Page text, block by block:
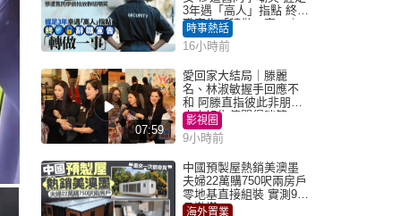
3年遇「高人」指點 終辭
職宣告「轉做一事」｜
Juicy叮
時事熱話
16小時前
07:59
愛回家大結局｜滕麗
名、林淑敏握手回應不
和 阿滕直指彼此非朋友
大小姐指傳聞得啖笑
影視圈
9小時前
中國預製屋熱銷美澳墨
夫婦22萬購750呎兩房戶
零地基直接組裝 實測9個
月激讚
海外置業